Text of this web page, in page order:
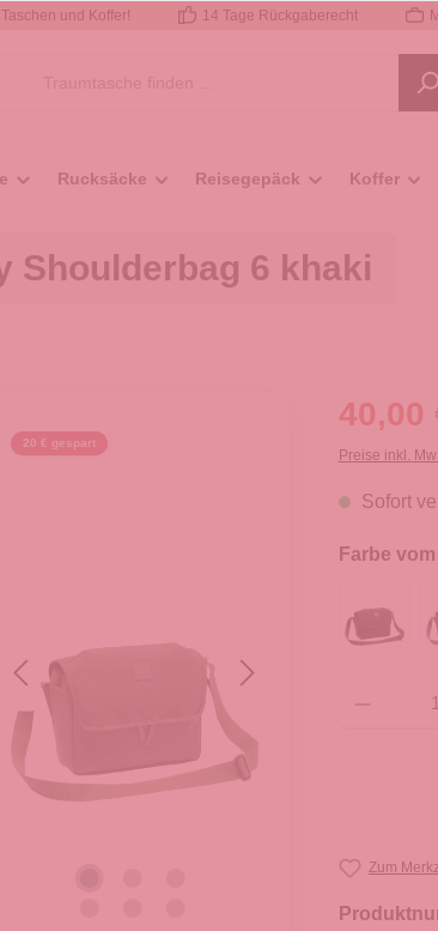
und Koffer! 14 Tage Rückgaberecht
Rucksäcke Reisegepäck Koffer
Shoulderbag 6 khaki
20 € gespart
40,00
Preise inkl.
Sofort
Farbe
Zum